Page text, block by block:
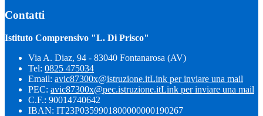
Contatti
Istituto Comprensivo "L. Di Prisco"
Via A. Diaz, 94 - 83040 Fontanarosa (AV)
Tel: 0825 475034
Email: avic87300x@istruzione.itLink per inviare una mail
PEC: avic87300x@pec.istruzione.itLink per inviare una mail
C.F.: 90014740642
IBAN: IT23P0359901800000000190267